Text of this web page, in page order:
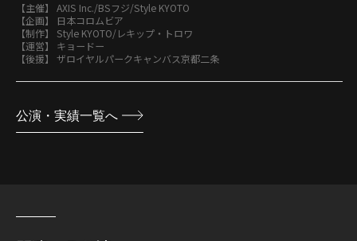
【主催】 AXIS Inc./BSフジ/Style KYOTO
【企画】 日本コロムビア
【制作】 Style KYOTO/レキップ・トロワ
【運営】 キョードー
【後援】 ザロイヤルパークキャンバス京都二条
公演・実績一覧へ